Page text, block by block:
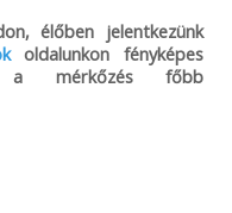
élőben jelentkezünk
oldalunkon fényképes
a mérkőzés főbb